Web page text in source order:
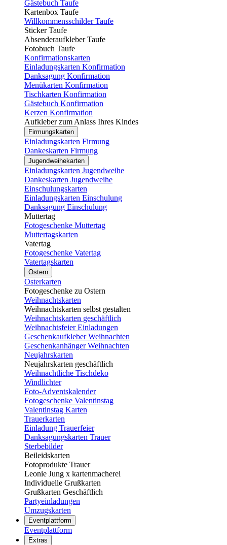
Gästebuch Taufe
Kartenbox Taufe
Willkommensschilder Taufe
Sticker Taufe
Absenderaufkleber Taufe
Fotobuch Taufe
Konfirmationskarten
Einladungskarten Konfirmation
Danksagung Konfirmation
Menükarten Konfirmation
Tischkarten Konfirmation
Gästebuch Konfirmation
Kerzen Konfirmation
Aufkleber zum Anlass Ihres Kindes
Firmungskarten
Einladungskarten Firmung
Dankeskarten Firmung
Jugendweihekarten
Einladungskarten Jugendweihe
Dankeskarten Jugendweihe
Einschulungskarten
Einladungskarten Einschulung
Danksagung Einschulung
Muttertag
Fotogeschenke Muttertag
Muttertagskarten
Vatertag
Fotogeschenke Vatertag
Vatertagskarten
Ostern
Osterkarten
Fotogeschenke zu Ostern
Weihnachtskarten
Weihnachtskarten selbst gestalten
Weihnachtskarten geschäftlich
Weihnachtsfeier Einladungen
Geschenkaufkleber Weihnachten
Geschenkanhänger Weihnachten
Neujahrskarten
Neujahrskarten geschäftlich
Weihnachtliche Tischdeko
Windlichter
Foto-Adventskalender
Fotogeschenke Valentinstag
Valentinstag Karten
Trauerkarten
Einladung Trauerfeier
Danksagungskarten Trauer
Sterbebilder
Beileidskarten
Fotoprodukte Trauer
Leonie Jung x kartenmacherei
Individuelle Grußkarten
Grußkarten Geschäftlich
Partyeinladungen
Umzugskarten
Eventplattform
Eventplattform
Extras